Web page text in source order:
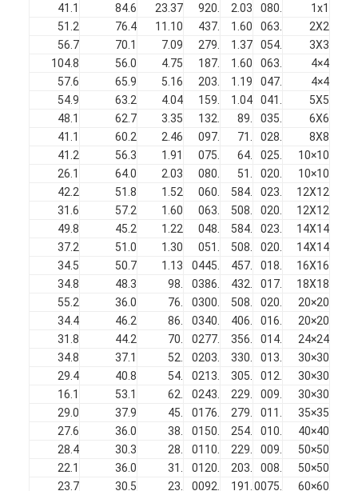
منزل
المنتجات
حول بنا
جولة في المعمل
اتصل بنا
أخبار
الدردشة الآن
الفولاذ المقاوم للصدأ X Tend Mesh
شاشة مرشح البثق
حزمة شاشة الطارد
شبكة حبل الأسلاك
1x1
2.03
23.37
84.6
41.1
2X2
1.60
.437
11.10
76.4
51.2
3X3
.054
1.37
7.09
70.1
56.7
4×4
1.60
.187
4.75
56.0
104.8
4×4
.047
1.19
5.16
65.9
57.6
5X5
1.04
4.04
63.2
54.9
6X6
3.35
62.7
48.1
8X8
.097
2.46
60.2
41.1
10×10
.64
1.91
56.3
41.2
10×10
2.03
64.0
26.1
12X12
.584
1.52
51.8
42.2
12X12
1.60
57.2
31.6
14X14
.584
1.22
45.2
49.8
14X14
1.30
51.0
37.2
16X16
.457
1.13
50.7
34.5
18X18
.017
48.3
34.8
20×20
36.0
55.2
20×20
46.2
34.4
24×24
.014
.0277
44.2
31.8
30×30
37.1
34.8
30×30
.54
40.8
29.4
30×30
53.1
16.1
35×35
37.9
29.0
40×40
.254
36.0
27.6
50×50
30.3
28.4
50×50
36.0
22.1
60×60
30.5
23.7